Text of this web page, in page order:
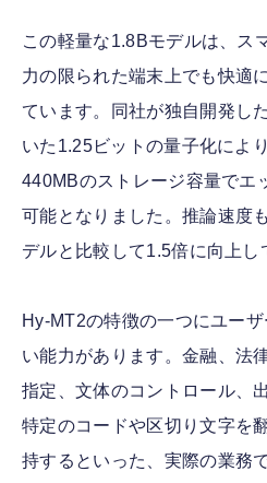
この軽量な1.8Bモデルは、ス
力の限られた端末上でも快適
ています。同社が独自開発し
いた1.25ビットの量子化によ
440MBのストレージ容量でエ
可能となりました。推論速度
デルと比較して1.5倍に向上し
Hy-MT2の特徴の一つにユー
い能力があります。金融、法
指定、文体のコントロール、
特定のコードや区切り文字を
持するといった、実際の業務